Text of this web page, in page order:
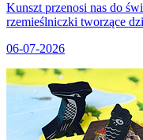
Kunszt przenosi nas do
rzemieślniczki tworzące
06-07-2026